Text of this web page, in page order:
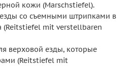
кожи (Marschstiefel).
со съемными штрипками в
(Reitstiefel mit verstellbaren
верховой езды, которые
(Reitstiefel mit